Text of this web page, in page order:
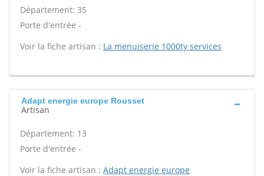
Département: 35
Porte d'entrée -
Voir la fiche artisan : La menuiserie 1000ty services
Adapt energie europe Rousset
Artisan
Département: 13
Porte d'entrée -
Voir la fiche artisan : Adapt energie europe